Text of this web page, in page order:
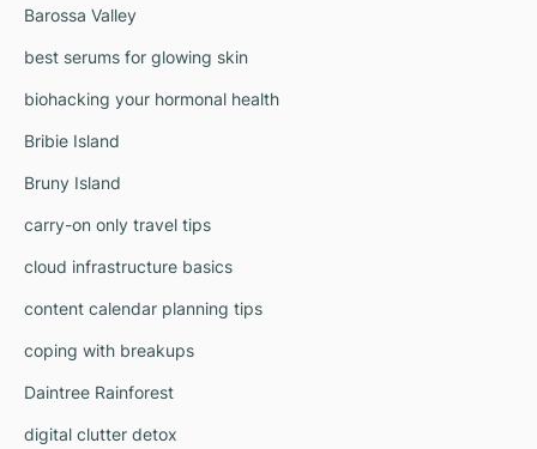
Barossa Valley
best serums for glowing skin
biohacking your hormonal health
Bribie Island
Bruny Island
carry-on only travel tips
cloud infrastructure basics
content calendar planning tips
coping with breakups
Daintree Rainforest
digital clutter detox